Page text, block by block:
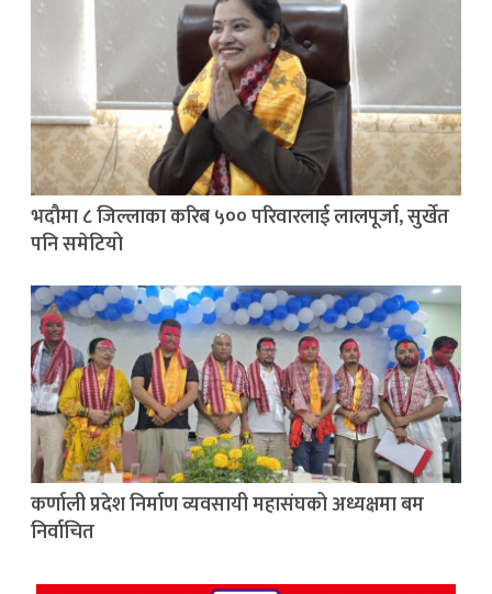
भदौमा ८ जिल्लाका करिब ५०० परिवारलाई लालपूर्जा, सुर्खेत
पनि समेटियो
कर्णाली प्रदेश निर्माण व्यवसायी महासंघको अध्यक्षमा बम
निर्वाचित